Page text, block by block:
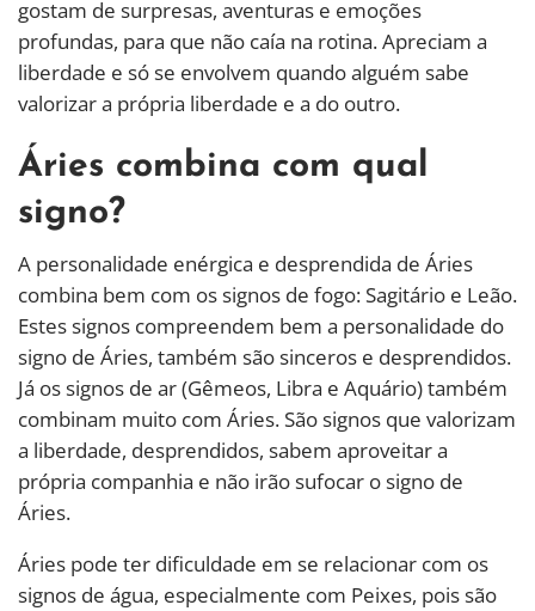
gostam de surpresas, aventuras e emoções
profundas, para que não caía na rotina. Apreciam a
liberdade e só se envolvem quando alguém sabe
valorizar a própria liberdade e a do outro.
Áries combina com qual
signo?
A personalidade enérgica e desprendida de Áries
combina bem com os signos de fogo: Sagitário e Leão.
Estes signos compreendem bem a personalidade do
signo de Áries, também são sinceros e desprendidos.
Já os signos de ar (Gêmeos, Libra e Aquário) também
combinam muito com Áries. São signos que valorizam
a liberdade, desprendidos, sabem aproveitar a
própria companhia e não irão sufocar o signo de
Áries.
Áries pode ter dificuldade em se relacionar com os
signos de água, especialmente com Peixes, pois são